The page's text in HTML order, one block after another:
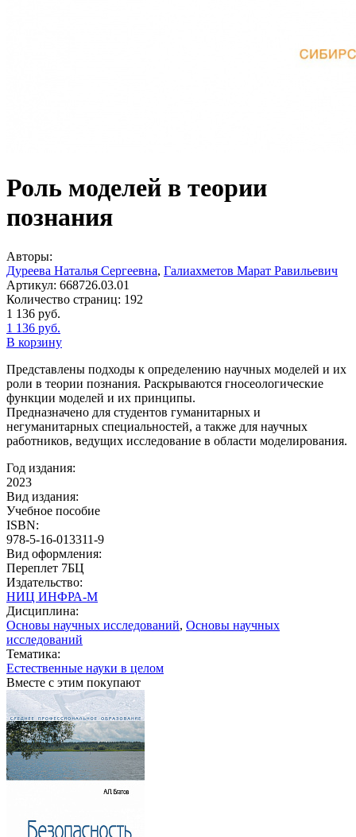
Роль моделей в теории
познания
Авторы:
Дуреева Наталья Сергеевна, Галиахметов Марат Равильевич
Артикул: 668726.03.01
Количество страниц: 192
1 136 руб.
1 136 руб.
В корзину
Представлены подходы к определению научных моделей и их
роли в теории познания. Раскрываются гносеологические
функции моделей и их принципы.
Предназначено для студентов гуманитарных и
негуманитарных специальностей, а также для научных
работников, ведущих исследование в области моделирования.
Год издания:
2023
Вид издания:
Учебное пособие
ISBN:
978-5-16-013311-9
Вид оформления:
Переплет 7БЦ
Издательство:
НИЦ ИНФРА-М
Дисциплина:
Основы научных исследований, Основы научных
исследований
Тематика:
Естественные науки в целом
Вместе с этим покупают